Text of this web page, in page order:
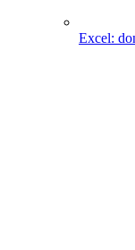
Excel: